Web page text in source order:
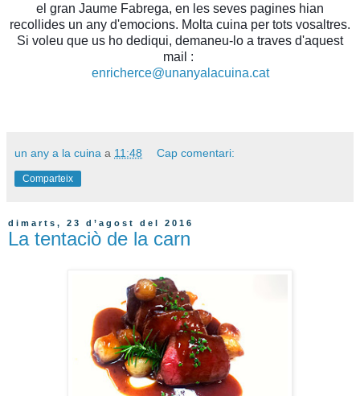
el gran Jaume Fabrega, en les seves pagines hian
recollides un any d'emocions. Molta cuina per tots vosaltres.
Si voleu que us ho dediqui, demaneu-lo a traves d'aquest
mail :
enricherce@unanyalacuina.cat
un any a la cuina a 11:48 Cap comentari:
Comparteix
dimarts, 23 d’agost del 2016
La tentaciò de la carn